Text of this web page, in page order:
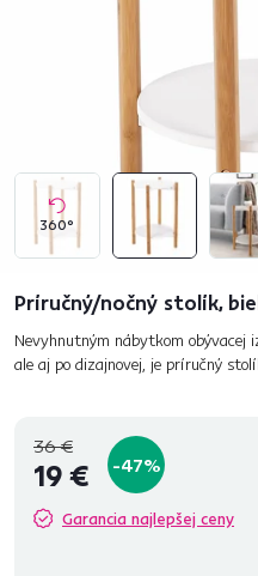
360°
Príručný/nočný stolík,
Nevyhnutným nábytkom obývacej
ale aj po dizajnovej, je príručný
36 €
19 € -47%
Garancia najlepšej ceny